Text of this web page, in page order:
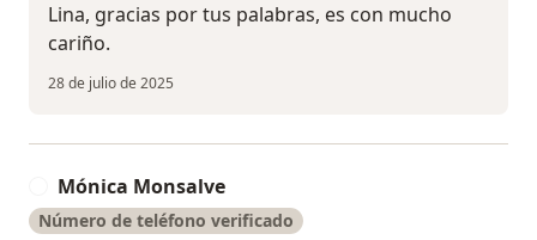
Lina, gracias por tus palabras, es con mucho
cariño.
28 de julio de 2025
Mónica Monsalve
Número de teléfono verificado